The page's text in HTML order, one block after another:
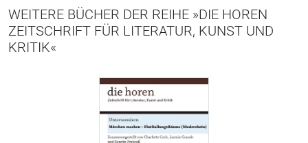
WEITERE BÜCHER DER REIHE »DIE HOREN
ZEITSCHRIFT FÜR LITERATUR, KUNST UND
KRITIK«